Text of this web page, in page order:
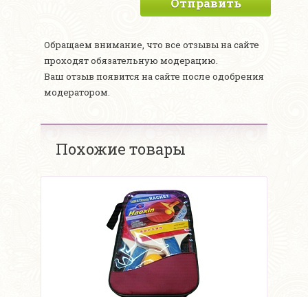
Отправить
Обращаем внимание, что все отзывы на сайте
проходят обязательную модерацию.
Ваш отзыв появится на сайте после одобрения
модератором.
Похожие товары